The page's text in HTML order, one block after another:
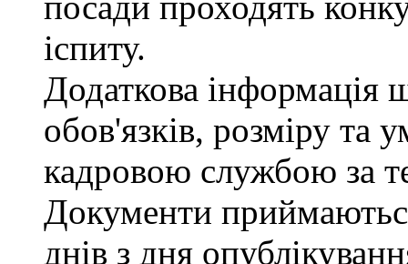
іспиту.
Додаткова інформація
обов'язків, розміру та
кадровою службою за
Документи
днів з дня